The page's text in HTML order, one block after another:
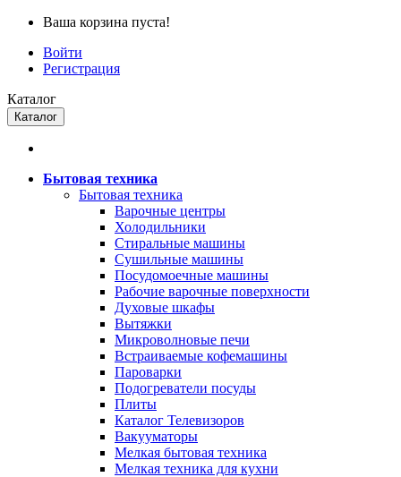
Ваша корзина пуста!
Войти
Регистрация
Каталог
Каталог
Бытовая техника
Бытовая техника
Варочные центры
Холодильники
Стиральные машины
Сушильные машины
Посудомоечные машины
Рабочие варочные поверхности
Духовые шкафы
Вытяжки
Микроволновые печи
Встраиваемые кофемашины
Пароварки
Подогреватели посуды
Плиты
Каталог Телевизоров
Вакууматоры
Мелкая бытовая техника
Мелкая техника для кухни